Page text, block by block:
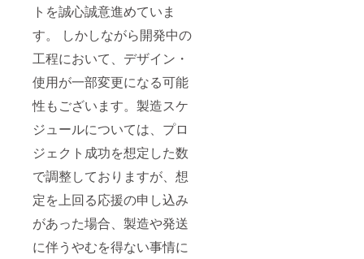
トを誠心誠意進めていま
す。 しかしながら開発中の
工程において、デザイン・
使用が一部変更になる可能
性もございます。製造スケ
ジュールについては、プロ
ジェクト成功を想定した数
で調整しておりますが、想
定を上回る応援の申し込み
があった場合、製造や発送
に伴うやむを得ない事情に